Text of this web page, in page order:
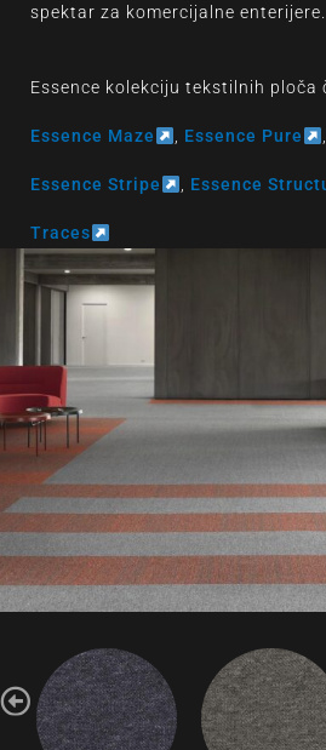
spektar za komercijalne enterijere.
Essence kolekciju tekstilnih ploča
Essence Maze Essence Pure
Essence Stripe Essence
Traces